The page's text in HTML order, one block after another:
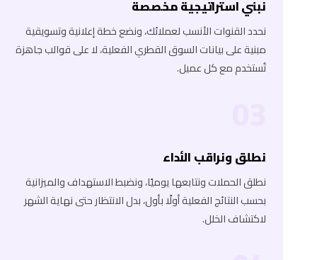
نبني استراتيجية مخصصة
نحدد القنوات الأنسب لعملائك، ونضع خطة إعلانية وتسويقية
مبنية على بيانات السوق القطري الفعلية، لا على قوالب جاهزة
تُستخدم مع كل عميل.
نطلق ونراقب الأداء
نطلق الحملات ونتابعها يوميًا، ونضبط الاستهداف والميزانية
بحسب النتائج الفعلية أولًا بأول، بدل الانتظار حتى نهاية الشهر
لاكتشاف الخلل.